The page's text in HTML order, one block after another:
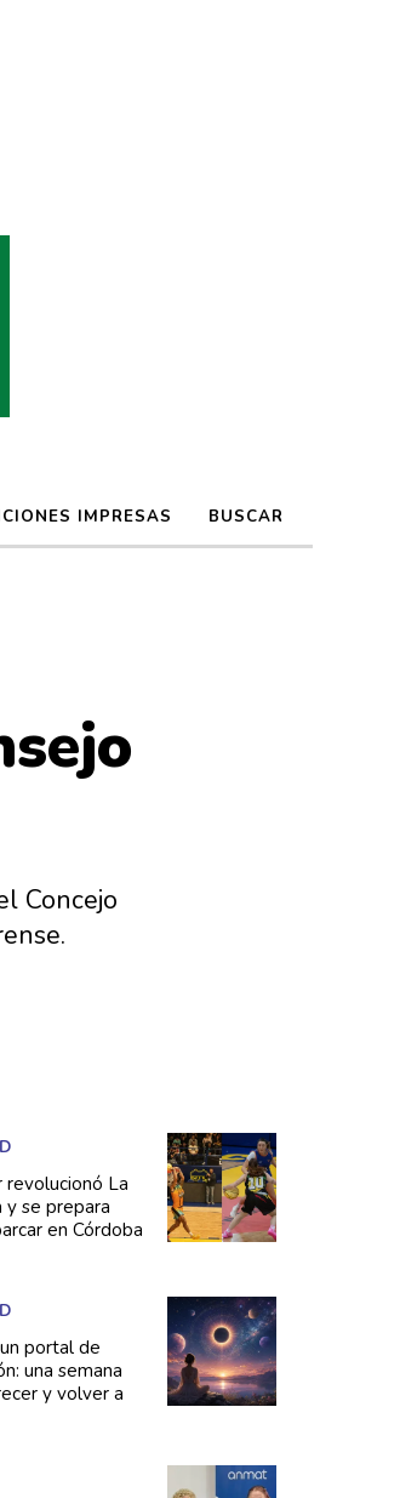
IMPRESAS BUSCAR
Concejo
revolucionó La
se prepara
en Córdoba
portal de
una semana
y volver a